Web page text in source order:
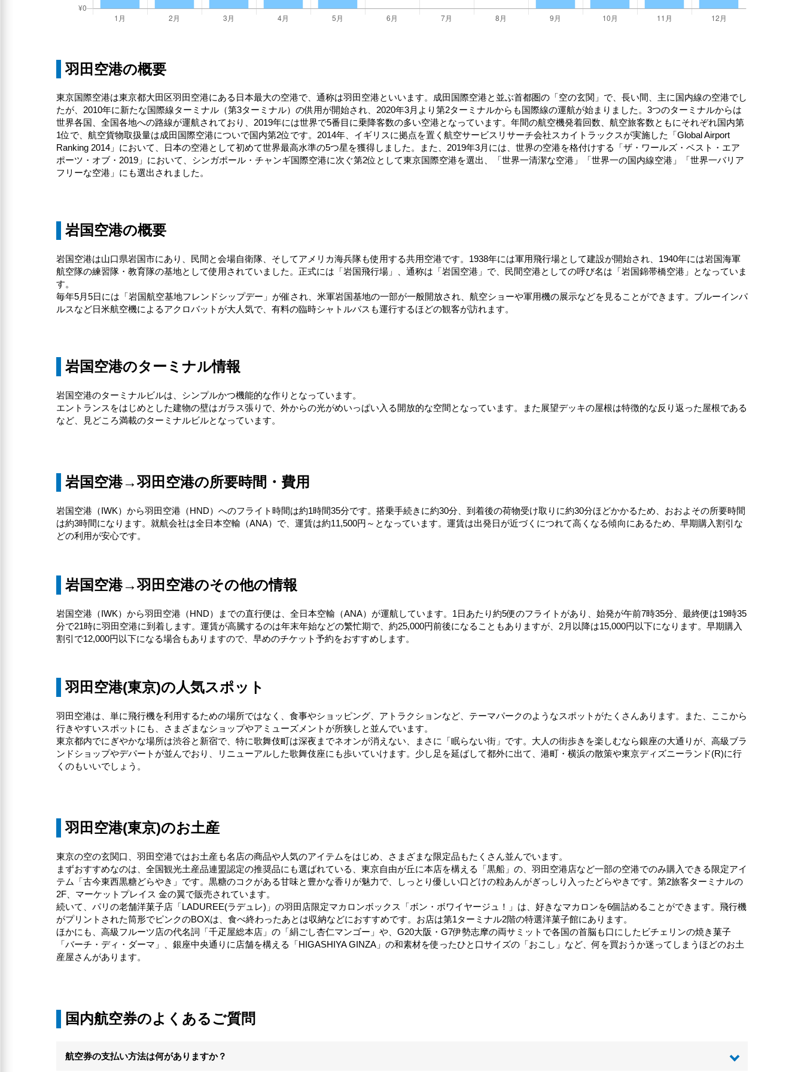
羽田空港の概要
東京国際空港は東京都大田区羽田空港にある日本最大の空港で、通称は羽田空港といいます。成田国際空港と並ぶ首都圏の「空の玄関」で、長い間、主に国内線の空港でし
たが、2010年に新たな国際線ターミナル（第3ターミナル）の供用が開始され、2020年3月より第2ターミナルからも国際線の運航が始まりました。3つのターミナルからは
世界各国、全国各地への路線が運航されており、2019年には世界で5番目に乗降客数の多い空港となっています。年間の航空機発着回数、航空旅客数ともにそれぞれ国内第
1位で、航空貨物取扱量は成田国際空港についで国内第2位です。2014年、イギリスに拠点を置く航空サービスリサーチ会社スカイトラックスが実施した「Global Airport
Ranking 2014」において、日本の空港として初めて世界最高水準の5つ星を獲得しました。また、2019年3月には、世界の空港を格付けする「ザ・ワールズ・ベスト・エア
ポーツ・オブ・2019」において、シンガポール・チャンギ国際空港に次ぐ第2位として東京国際空港を選出、「世界一清潔な空港」「世界一の国内線空港」「世界一バリア
フリーな空港」にも選出されました。
岩国空港の概要
岩国空港は山口県岩国市にあり、民間と会場自衛隊、そしてアメリカ海兵隊も使用する共用空港です。1938年には軍用飛行場として建設が開始され、1940年には岩国海軍
航空隊の練習隊・教育隊の基地として使用されていました。正式には「岩国飛行場」、通称は「岩国空港」で、民間空港としての呼び名は「岩国錦帯橋空港」となっていま
す。
毎年5月5日には「岩国航空基地フレンドシップデー」が催され、米軍岩国基地の一部が一般開放され、航空ショーや軍用機の展示などを見ることができます。ブルーインパ
ルスなど日米航空機によるアクロバットが大人気で、有料の臨時シャトルバスも運行するほどの観客が訪れます。
岩国空港のターミナル情報
岩国空港のターミナルビルは、シンプルかつ機能的な作りとなっています。
エントランスをはじめとした建物の壁はガラス張りで、外からの光がめいっぱい入る開放的な空間となっています。また展望デッキの屋根は特徴的な反り返った屋根である
など、見どころ満載のターミナルビルとなっています。
岩国空港→羽田空港の所要時間・費用
岩国空港（IWK）から羽田空港（HND）へのフライト時間は約1時間35分です。搭乗手続きに約30分、到着後の荷物受け取りに約30分ほどかかるため、おおよその所要時間
は約3時間になります。就航会社は全日本空輸（ANA）で、運賃は約11,500円～となっています。運賃は出発日が近づくにつれて高くなる傾向にあるため、早期購入割引な
どの利用が安心です。
岩国空港→羽田空港のその他の情報
岩国空港（IWK）から羽田空港（HND）までの直行便は、全日本空輸（ANA）が運航しています。1日あたり約5便のフライトがあり、始発が午前7時35分、最終便は19時35
分で21時に羽田空港に到着します。運賃が高騰するのは年末年始などの繁忙期で、約25,000円前後になることもありますが、2月以降は15,000円以下になります。早期購入
割引で12,000円以下になる場合もありますので、早めのチケット予約をおすすめします。
羽田空港(東京)の人気スポット
羽田空港は、単に飛行機を利用するための場所ではなく、食事やショッピング、アトラクションなど、テーマパークのようなスポットがたくさんあります。また、ここから
行きやすいスポットにも、さまざまなショップやアミューズメントが所狭しと並んでいます。
東京都内でにぎやかな場所は渋谷と新宿で、特に歌舞伎町は深夜までネオンが消えない、まさに「眠らない​街」です。大人の街歩きを楽しむなら銀座の大通りが、高級ブラ
ンドショップやデパートが並んでおり、リニューアルした歌舞伎座にも歩いていけます。少し足を延ばして都外に出て、港町・横浜の散策や東京ディズニーランド(R)に行
くのもいいでしょう。
羽田空港(東京)のお土産
東京の空の玄関口、羽田空港ではお土産も名店の商品や人気のアイテムをはじめ、さまざまな限定品もたくさん並んでいます。
まずおすすめなのは、全国観光土産品連盟認定の推奨品にも選ばれている、東京自由が丘に本店を構える「黒船」の、羽田空港店など一部の空港でのみ購入できる限定アイ
テム「古今東西黒糖どらやき」です。黒糖のコクがある甘味と豊かな香りが魅力で、しっとり優しい口どけの粒あんがぎっしり入ったどらやきです。第2旅客ターミナルの
2F、マーケットプレイス 金の翼で販売されています。
続いて、パリの老舗洋菓子店「LADUREE(ラデュレ)」の羽田店限定マカロンボックス「ボン・ボワイヤージュ！」は、好きなマカロンを6個詰めることができます。飛行機
がプリントされた筒形でピンクのBOXは、食べ終わったあとは収納などにおすすめです。お店は第1ターミナル2階の特選洋菓子館にあります。
ほかにも、高級フルーツ店の代名詞「千疋屋総本店」の「絹ごし杏仁マンゴー」や、G20大阪・G7伊勢志摩の両サミットで各国の首脳も口にしたビチェリンの焼き菓子
「バーチ・ディ・ダーマ」、銀座中央通りに店舗を構える「HIGASHIYA GINZA」の和素材を使ったひと口サイズの「おこし」など、何を買おうか迷ってしまうほどのお土
産屋さんがあります。
国内航空券のよくあるご質問
航空券の支払い方法は何がありますか？